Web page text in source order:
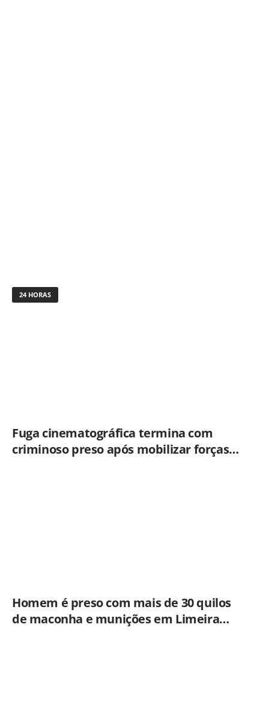
24 HORAS
Fuga cinematográfica termina com
criminoso preso após mobilizar forças
Homem é preso com mais de 30 quilos
de maconha e munições em Limeira